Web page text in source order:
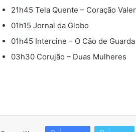
21h45 Tela Quente – Coração
01h15 Jornal da Globo
01h45 Intercine – O Cão de Guarda
03h30 Corujão – Duas Mulheres